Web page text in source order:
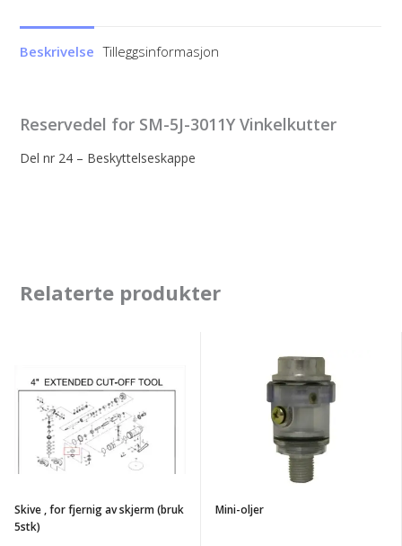
Beskrivelse Tilleggsinformasjon
Reservedel for SM-5J-3011Y Vinkelkutter
Del nr 24 – Beskyttelseskappe
Relaterte produkter
fjernig
skjerm
5stk)
Skive , for fjernig av skjerm (bruk
5stk)
Mini-oljer